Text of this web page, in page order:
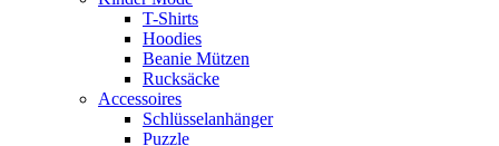
T-Shirts
Hoodies
Beanie Mützen
Rucksäcke
Accessoires
Schlüsselanhänger
Puzzle